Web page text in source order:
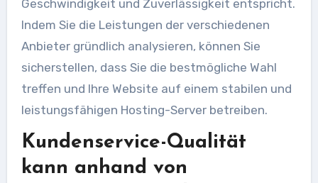
Geschwindigkeit und Zuverlässigkeit entspricht.
Indem Sie die Leistungen der verschiedenen
Anbieter gründlich analysieren, können Sie
sicherstellen, dass Sie die bestmögliche Wahl
treffen und Ihre Website auf einem stabilen und
leistungsfähigen Hosting-Server betreiben.
Kundenservice-Qualität
kann anhand von